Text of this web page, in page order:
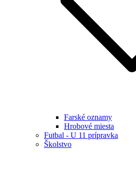
Farské oznamy
Hrobové miesta
Futbal - U 11 prípravka
Školstvo